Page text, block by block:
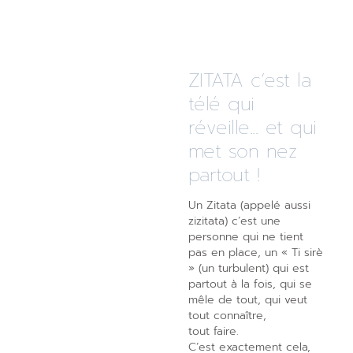
ZITATA c’est la
télé qui
réveille... et qui
met son nez
partout !
Un Zitata (appelé aussi
zizitata) c’est une
personne qui ne tient
pas en place, un « Ti sirè
» (un turbulent) qui est
partout à la fois, qui se
mêle de tout, qui veut
tout connaître,
tout faire.
C’est exactement cela,